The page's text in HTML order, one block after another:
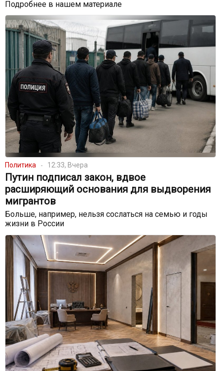
Подробнее в нашем материале
Политика 12:33, Вчера
Путин подписал закон, вдвое
расширяющий основания для выдворения
мигрантов
Больше, например, нельзя сослаться на семью и годы
жизни в России